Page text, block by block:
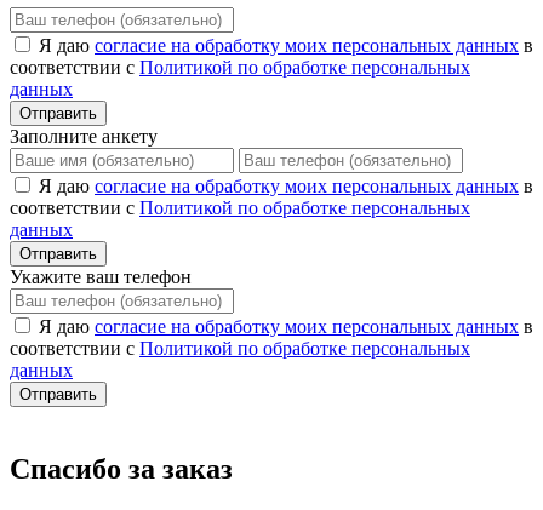
Я даю согласие на обработку моих персональных данных в
соответствии с Политикой по обработке персональных
данных
Отправить
Заполните анкету
Я даю согласие на обработку моих персональных данных в
соответствии с Политикой по обработке персональных
данных
Отправить
Укажите ваш телефон
Я даю согласие на обработку моих персональных данных в
соответствии с Политикой по обработке персональных
данных
Отправить
Спасибо за заказ